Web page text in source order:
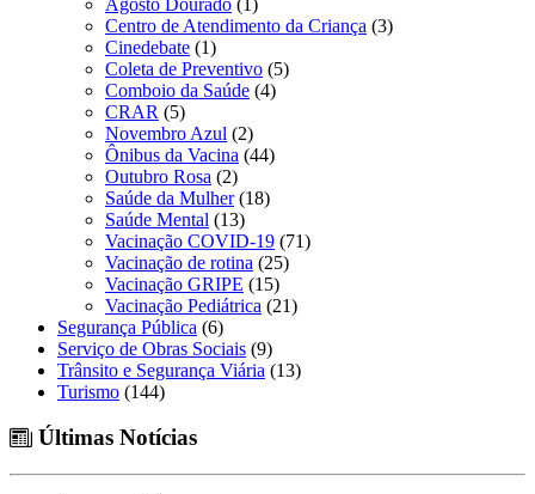
Centro de Atendimento da Criança (3)
Cinedebate (1)
Coleta de Preventivo (5)
Comboio da Saúde (4)
CRAR (5)
Novembro Azul (2)
Ônibus da Vacina (44)
Outubro Rosa (2)
Saúde da Mulher(18)
Saúde Mental (13)
Vacinação COVID-19 (71)
Vacinação de rotina (25)
Vacinação GRIPE (15)
Vacinação Pediátrica (21)
Segurança Pública (6)
Serviço de Obras Sociais (9)
Trânsito e Segurança Viária (13)
Turismo (144)
Últimas Notícias